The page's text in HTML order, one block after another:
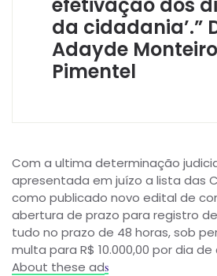
da cidadania’.”
Adayde Monteiro
Pimentel
Com a ultima determinação
apresentada em juízo a lista das
como publicado novo edital de
abertura de prazo para registro
tudo no prazo de 48 horas, sob
multa para R$ 10.000,00 por dia
About these ads